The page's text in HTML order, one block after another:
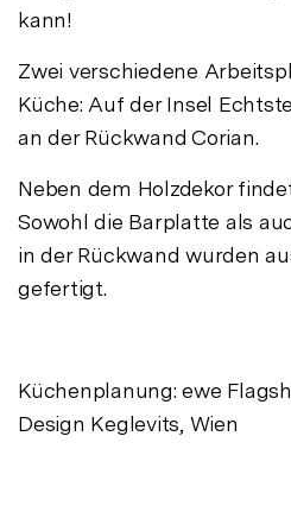
kann!
Zwei verschiedene
Küche: Auf der Insel
an der Rückwand Corian.
Neben dem Holzdekor
Sowohl die Barplatte als
in der Rückwand wurden
gefertigt.
Küchenplanung: ewe
Design Keglevits, Wien